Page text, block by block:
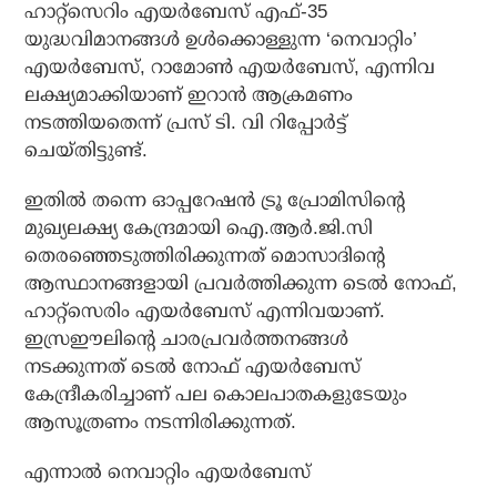
ഹാറ്റ്‌സെറിം എയര്‍ബേസ് എഫ്-35
യുദ്ധവിമാനങ്ങള്‍ ഉള്‍ക്കൊള്ളുന്ന ‘നെവാറ്റിം’
എയര്‍ബേസ്, റാമോണ്‍ എയര്‍ബേസ്, എന്നിവ
ലക്ഷ്യമാക്കിയാണ് ഇറാന്‍ ആക്രമണം
നടത്തിയതെന്ന് പ്രസ് ടി. വി റിപ്പോര്‍ട്ട്
ചെയ്തിട്ടുണ്ട്.
ഇതില്‍ തന്നെ ഓപ്പറേഷന്‍ ട്രൂ പ്രോമിസിന്റെ
മുഖ്യലക്ഷ്യ കേന്ദ്രമായി ഐ.ആര്‍.ജി.സി
തെരഞ്ഞെടുത്തിരിക്കുന്നത് മൊസാദിന്റെ
ആസ്ഥാനങ്ങളായി പ്രവര്‍ത്തിക്കുന്ന ടെല്‍ നോഫ്,
ഹാറ്റ്‌സെരിം എയര്‍ബേസ് എന്നിവയാണ്.
ഇസ്രഈലിന്റെ ചാരപ്രവര്‍ത്തനങ്ങള്‍
നടക്കുന്നത് ടെല്‍ നോഫ് എയര്‍ബേസ്
കേന്ദ്രീകരിച്ചാണ് പല കൊലപാതകളുടേയും
ആസൂത്രണം നടന്നിരിക്കുന്നത്.
എന്നാല്‍ നെവാറ്റിം എയര്‍ബേസ്